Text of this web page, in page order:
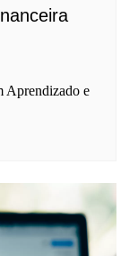
Aprendizado e